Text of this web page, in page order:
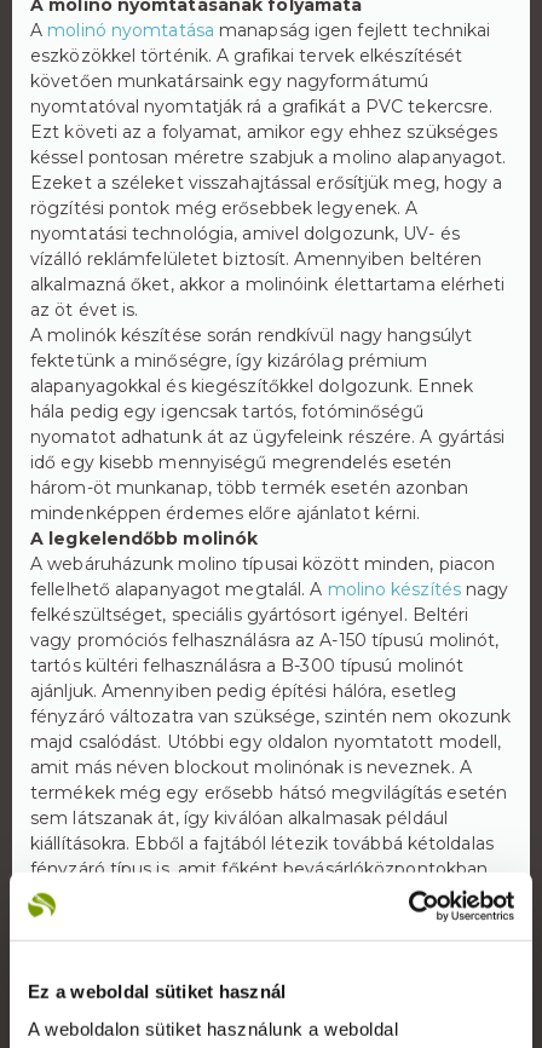
Ez a weboldal sütiket használ
A weboldalon sütiket használunk a weboldal
A molinó nyomtatása manapság igen fejlett technikai
eszközökkel történik. A grafikai tervek elkészítését
követően munkatársaink egy nagyformátumú
nyomtatóval nyomtatják rá a grafikát a PVC tekercsre.
Ezt követi az a folyamat, amikor egy ehhez szükséges
késsel pontosan méretre szabjuk a molino alapanyagot.
Ezeket a széleket visszahajtással erősítjük meg, hogy a
rögzítési pontok még erősebbek legyenek. A
nyomtatási technológia, amivel dolgozunk, UV- és
vízálló reklámfelületet biztosít. Amennyiben beltéren
alkalmazná őket, akkor a molinóink élettartama elérheti
az öt évet is.
A molinók készítése során rendkívül nagy hangsúlyt
fektetünk a minőségre, így kizárólag prémium
alapanyagokkal és kiegészítőkkel dolgozunk. Ennek
hála pedig egy igencsak tartós, fotóminőségű
nyomatot adhatunk át az ügyfeleink részére. A gyártási
idő egy kisebb mennyiségű megrendelés esetén
három-öt munkanap, több termék esetén azonban
mindenképpen érdemes előre ajánlatot kérni.
A legkelendőbb molinók
A webáruházunk molino típusai között minden, piacon
fellelhető alapanyagot megtalál. A molino készítés nagy
felkészültséget, speciális gyártósort igényel. Beltéri
vagy promóciós felhasználásra az A-150 típusú molinót,
tartós kültéri felhasználásra a B-300 típusú molinót
ajánljuk. Amennyiben pedig építési hálóra, esetleg
fényzáró változatra van szüksége, szintén nem okozunk
majd csalódást. Utóbbi egy oldalon nyomtatott modell,
amit más néven blockout molinónak is neveznek. A
termékek még egy erősebb hátsó megvilágítás esetén
sem látszanak át, így kiválóan alkalmasak például
kiállításokra. Ebből a fajtából létezik továbbá kétoldalas
fényzáró típus is, amit főként bevásárlóközpontokban
alkalmaznak előszeretettel. Remek megoldás
szezonális reklámozásra, hiszen az információk a
mennyezetről lelógatva mindenki számára láthatóvá
A molinók rendelése és házhoz szállítása
A termékeket ajánlott tekercselve szállítani, mert így